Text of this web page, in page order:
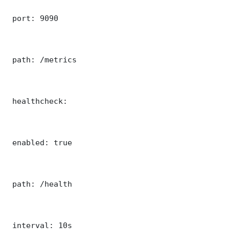
port: 9090
path: /metrics
healthcheck:
enabled: true
path: /health
interval: 10s